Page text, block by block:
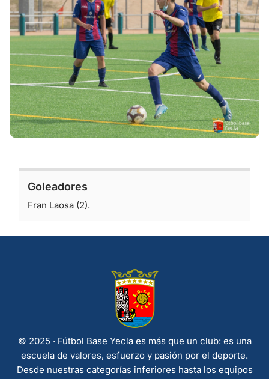
Goleadores
Fran Laosa (2).
© 2025 · Fútbol Base Yecla es más que un club: es una
escuela de valores, esfuerzo y pasión por el deporte.
Desde nuestras categorías inferiores hasta los equipos